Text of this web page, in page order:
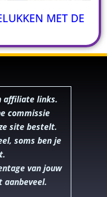
MET DE
affiliate links.
commissie
site bestelt.
soms ben je
van jouw
aanbeveel.